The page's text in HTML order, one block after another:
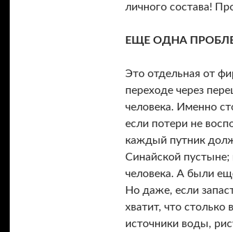
личного состава!
ЕЩЕ ОДНА
Это отдельная от
переходе через
человека. Именно
если потери не
каждый путник
Синайской пустыне;
человека. А были
Но даже, если
хватит, что столько
источники воды,